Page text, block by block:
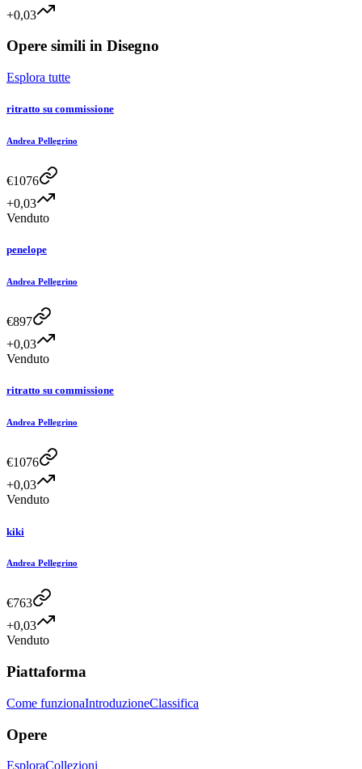
+0,03
Opere simili in Disegno
Esplora tutte
ritratto su commissione
Andrea Pellegrino
€1076
+0,03
Venduto
penelope
Andrea Pellegrino
€897
+0,03
Venduto
ritratto su commissione
Andrea Pellegrino
€1076
+0,03
Venduto
kiki
Andrea Pellegrino
€763
+0,03
Venduto
Piattaforma
Come funzionaIntroduzioneClassifica
Opere
EsploraCollezioni